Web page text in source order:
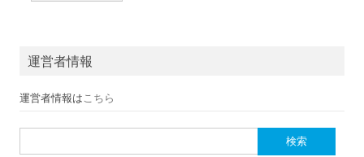
運営者情報
運営者情報は こちら